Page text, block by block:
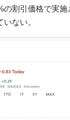
の割引価格で実
ない。